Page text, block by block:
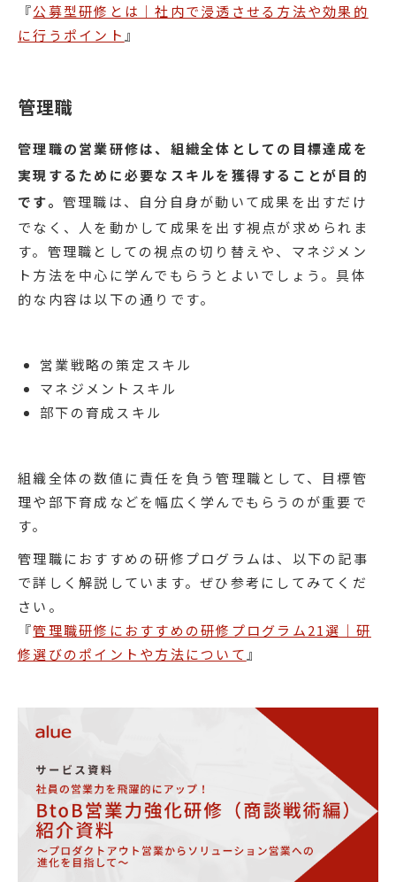
『公募型研修とは｜社内で浸透させる方法や効果的
に行うポイント 』
管理職
管理職の営業研修は、組織全体としての目標達成を
実現するために必要なスキルを獲得することが目的
です。 管理職は、自分自身が動いて成果を出すだけ
でなく、人を動かして成果を出す視点が求められま
す。管理職としての視点の切り替えや、マネジメン
ト方法を中心に学んでもらうとよいでしょう。具体
的な内容は以下の通りです。
営業戦略の策定スキル
マネジメントスキル
部下の育成スキル
組織全体の数値に責任を負う管理職として、目標管
理や部下育成などを幅広く学んでもらうのが重要で
す。
管理職におすすめの研修プログラムは、以下の記事
で詳しく解説しています。ぜひ参考にしてみてくだ
さい。
『管理職研修におすすめの研修プログラム21選｜研
修選びのポイントや方法について 』